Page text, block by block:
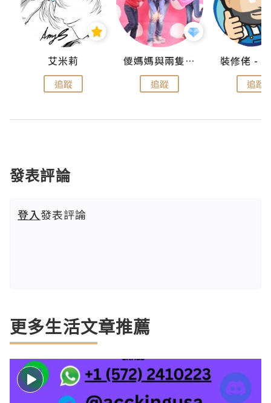
艾米莉
追蹤
儍媽媽與兩隻小魔怪之家
追蹤 追蹤
發表評論
登入發表評論
更多生活文章推薦